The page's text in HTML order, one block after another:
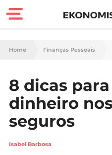
Finanças
Carreira
Casa
Lifestyle
Home Finanças Pessoais
8 dicas
dinheiro
seguros
Isabel Barbosa